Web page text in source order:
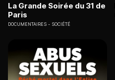
La Grande Soirée du 31 de
Paris
DOCUMENTAIRES SOCIÉTÉ